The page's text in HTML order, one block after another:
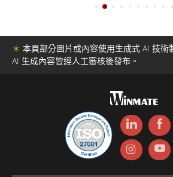
除了堅固耐用之外，M133系列還提供
包括Wi-Fi、藍牙和GPS，這使得員工
保持聯繫並實時訪問關鍵信息。該平
列傳感器，包括加速度計、陀螺儀和
助於增強其功能和可用性。
該平板電腦還配備了一系列功能，非
和車輛診斷，例如，它具有內置攝像
零部件和系統的圖像和視頻，以進行
＊ 本頁部分圖片或內容使用生成式 AI 技術
AI 生成內容皆經人工審核後發布。